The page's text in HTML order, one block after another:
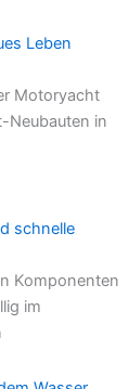
Leben
Motoryacht
Neubauten in
schnelle
Komponenten
im